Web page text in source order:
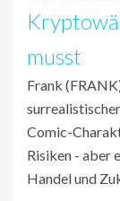
musst
Frank
Comic-
Risiken - aber
Handel und